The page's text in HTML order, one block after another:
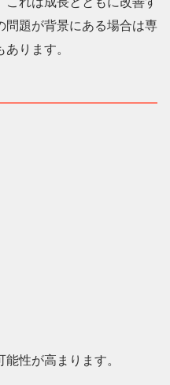
問題が背景にある場合は専
ります。
性が高まります。